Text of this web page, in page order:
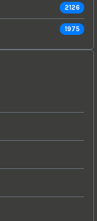
2126
1975